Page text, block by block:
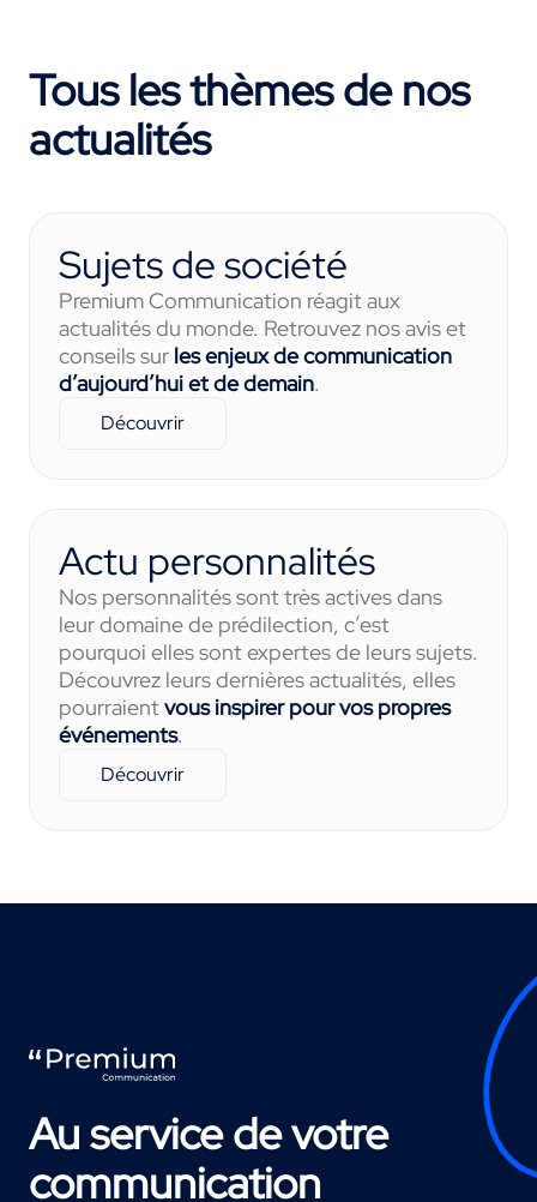
Tous les thèmes de nos
actualités
Sujets de société
Premium Communication réagit aux
actualités du monde. Retrouvez nos avis et
conseils sur les enjeux de communication
d’aujourd’hui et de demain.
Découvrir
Actu personnalités
Nos personnalités sont très actives dans
leur domaine de prédilection, c’est
pourquoi elles sont expertes de leurs sujets.
Découvrez leurs dernières actualités, elles
pourraientvous inspirer pour vos propres
événements.
Découvrir
Au service de votre
communication